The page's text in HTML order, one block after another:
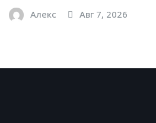
Алекс Авг 7, 2026